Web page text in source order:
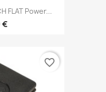
FLAT Power...
€
favorite_border